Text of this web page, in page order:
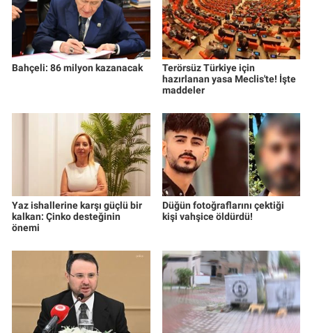
Bahçeli: 86 milyon kazanacak
Terörsüz Türkiye için
hazırlanan yasa Meclis'te! İşte
maddeler
Yaz ishallerine karşı güçlü bir
kalkan: Çinko desteğinin
önemi
Düğün fotoğraflarını çektiği
kişi vahşice öldürdü!